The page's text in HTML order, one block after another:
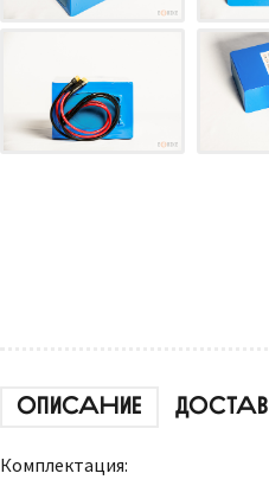
ОПИСАНИЕ
Комплектация: